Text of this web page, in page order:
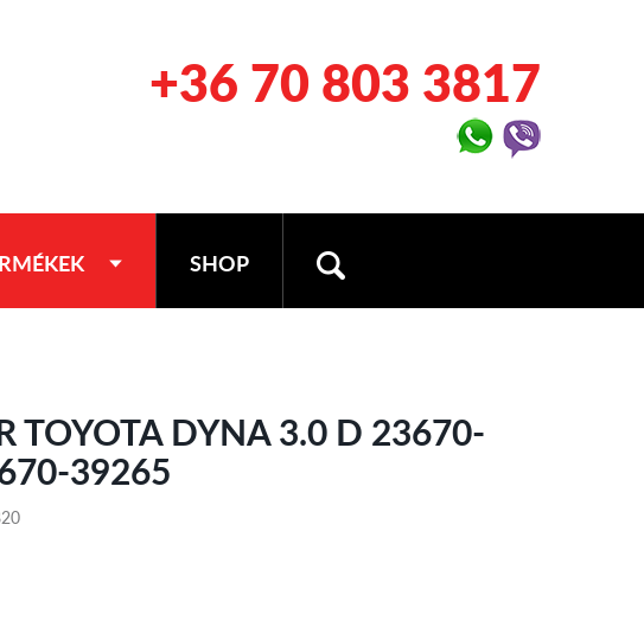
+36 70 803 3817
SHOP
TOYOTA DYNA 3.0 D 23670-
39265